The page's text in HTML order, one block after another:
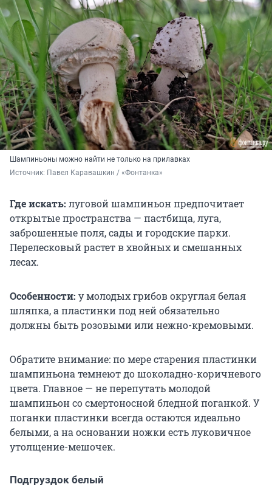
Шампиньоны можно найти не только на прилавках
Источник: Павел Каравашкин / «Фонтанка»
Где искать: луговой шампиньон предпочитает
открытые пространства — пастбища, луга,
заброшенные поля, сады и городские парки.
Перелесковый растет в хвойных и смешанных
лесах.
Особенности: у молодых грибов округлая белая
шляпка, а пластинки под ней обязательно
должны быть розовыми или нежно-кремовыми.
Обратите внимание: по мере старения пластинки
шампиньона темнеют до шоколадно-коричневого
цвета. Главное — не перепутать молодой
шампиньон со смертоносной бледной поганкой. У
поганки пластинки всегда остаются идеально
белыми, а на основании ножки есть луковичное
утолщение-мешочек.
Подгруздок белый